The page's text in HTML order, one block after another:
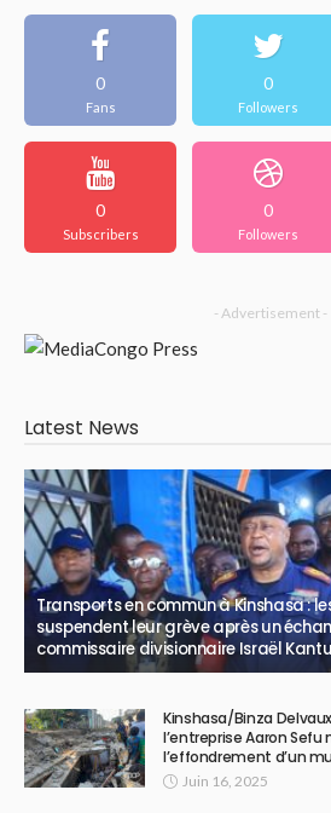
0
Fans
0
Followers
0
Subscribers
0
Followers
- Advertisement -
Latest News
Transports en commun à Kinshasa :
suspendent leur grève après un
commissaire divisionnaire Israël Kantu
Kinshasa/Binza
l’entreprise Aaron
l’effondrement d’un
Juin 16, 2025